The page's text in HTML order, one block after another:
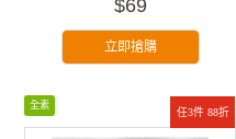
$69
立即搶購
任3件 88折
全素